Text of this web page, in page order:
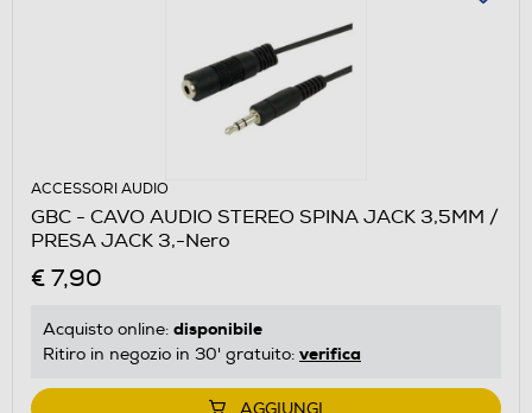
ACCESSORI AUDIO
GBC - CAVO AUDIO STEREO SPINA JACK 3,5MM /
PRESA JACK 3,-Nero
€ 7,90
Acquisto online: disponibile
Ritiro in negozio in 30' gratuito: verifica
AGGIUNGI